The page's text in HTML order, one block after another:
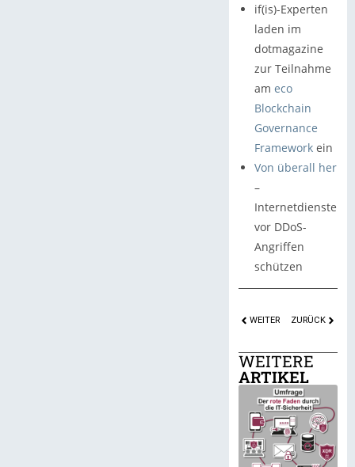
if(is)-Experten
laden im
dotmagazine
zur Teilnahme
am eco
Blockchain
Governance
Frameworkein
Von überall her
–
Internetdienste
vor DDoS-
Angriffen
schützen
WEITER ZURÜCK
WEITERE
ARTIKEL